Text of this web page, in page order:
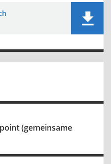
(gemeinsame